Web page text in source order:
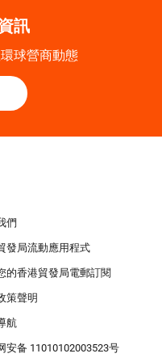
訊
球營商動態
們
發局流動應用程式
的香港貿發局電郵訂閱
策聲明
航
安备 11010102003523号